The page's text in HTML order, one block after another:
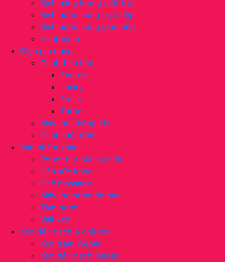
Bình năng lượng mặt trời
Bình nước nóng trực tiếp
Bình nước nóng gián tiếp
Heatpump
Điện gia dụng
Quạt điều hòa
Everest
Lucky
Fresh
Turbo
Máy lọc không khí
Quạt sưởi gốm
Sản phẩm khác
Robot hút bụi lau nhà
Cân sức khỏe
Ghế massage
Máy lọc nước để bàn
Tăm nước
Vali kéo
Keo dán gạch & chà ron
Keo trám Weber
Keo dán gạch Weber